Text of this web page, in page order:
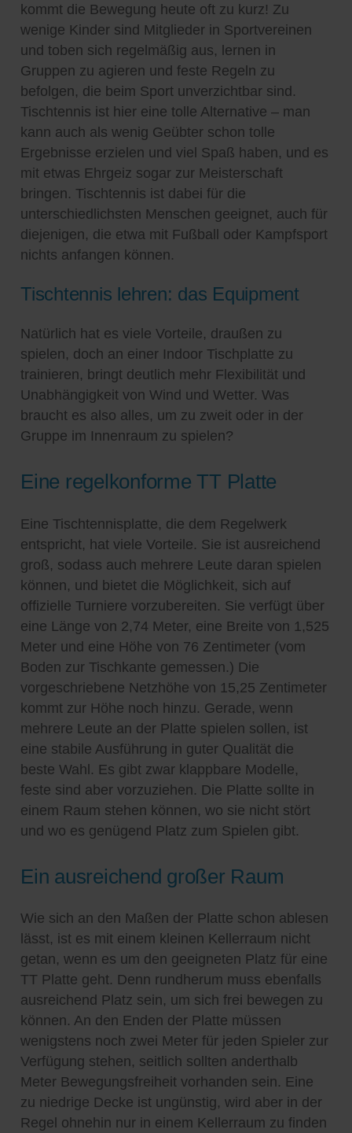
kommt die Bewegung heute oft zu kurz! Zu
wenige Kinder sind Mitglieder in Sportvereinen
und toben sich regelmäßig aus, lernen in
Gruppen zu agieren und feste Regeln zu
befolgen, die beim Sport unverzichtbar sind.
Tischtennis ist hier eine tolle Alternative – man
kann auch als wenig Geübter schon tolle
Ergebnisse erzielen und viel Spaß haben, und es
mit etwas Ehrgeiz sogar zur Meisterschaft
bringen. Tischtennis ist dabei für die
unterschiedlichsten Menschen geeignet, auch für
diejenigen, die etwa mit Fußball oder Kampfsport
nichts anfangen können.
Tischtennis lehren: das Equipment
Natürlich hat es viele Vorteile, draußen zu
spielen, doch an einer Indoor Tischplatte zu
trainieren, bringt deutlich mehr Flexibilität und
Unabhängigkeit von Wind und Wetter. Was
braucht es also alles, um zu zweit oder in der
Gruppe im Innenraum zu spielen?
Eine regelkonforme TT Platte
Eine Tischtennisplatte, die dem Regelwerk
entspricht, hat viele Vorteile. Sie ist ausreichend
groß, sodass auch mehrere Leute daran spielen
können, und bietet die Möglichkeit, sich auf
offizielle Turniere vorzubereiten. Sie verfügt über
eine Länge von 2,74 Meter, eine Breite von 1,525
Meter und eine Höhe von 76 Zentimeter (vom
Boden zur Tischkante gemessen.) Die
vorgeschriebene Netzhöhe von 15,25 Zentimeter
kommt zur Höhe noch hinzu. Gerade, wenn
mehrere Leute an der Platte spielen sollen, ist
eine stabile Ausführung in guter Qualität die
beste Wahl. Es gibt zwar klappbare Modelle,
feste sind aber vorzuziehen. Die Platte sollte in
einem Raum stehen können, wo sie nicht stört
und wo es genügend Platz zum Spielen gibt.
Ein ausreichend großer Raum
Wie sich an den Maßen der Platte schon ablesen
lässt, ist es mit einem kleinen Kellerraum nicht
getan, wenn es um den geeigneten Platz für eine
TT Platte geht. Denn rundherum muss ebenfalls
ausreichend Platz sein, um sich frei bewegen zu
können. An den Enden der Platte müssen
wenigstens noch zwei Meter für jeden Spieler zur
Verfügung stehen, seitlich sollten anderthalb
Meter Bewegungsfreiheit vorhanden sein. Eine
zu niedrige Decke ist ungünstig, wird aber in der
Regel ohnehin nur in einem Kellerraum zu finden